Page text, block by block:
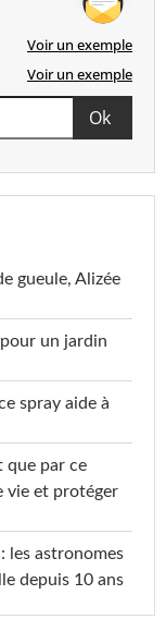
Voir un exemple
Voir un exemple
gueule, Alizée
un jardin
spray aide à
que par ce
vie et protéger
les astronomes
depuis 10 ans